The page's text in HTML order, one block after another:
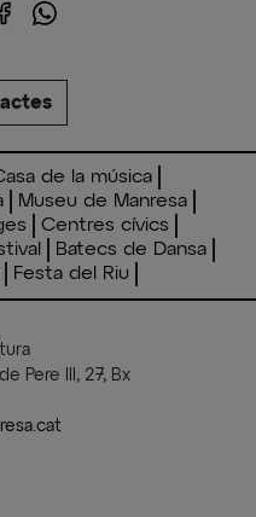
de la música
Museu de Manresa
Centres cívics
Batecs de Dansa
Festa del Riu
Pere III, 27, Bx